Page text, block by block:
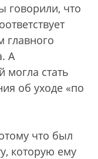
говорили, что
главного
А
могла стать
об уходе «по
что был
которую ему